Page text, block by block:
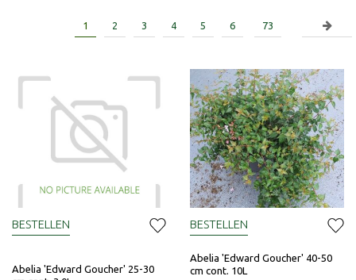
1 2 3 4 5 6 73
Abelia 'Edward Goucher' 25-30
BESTELLEN
Abelia 'Edward Goucher' 40-50
cm cont. 10L
BESTELLEN